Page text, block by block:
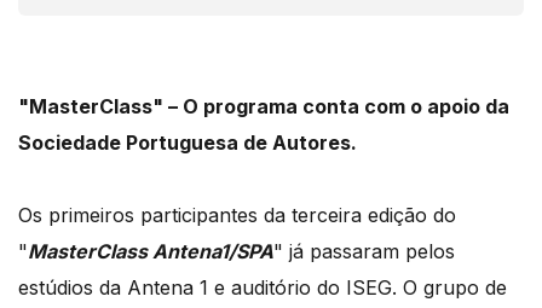
"MasterClass" – O programa conta com o apoio da
Sociedade Portuguesa de Autores.
Os primeiros participantes da terceira edição do
"MasterClass Antena1/SPA" já passaram pelos
estúdios da Antena 1 e auditório do ISEG. O grupo de